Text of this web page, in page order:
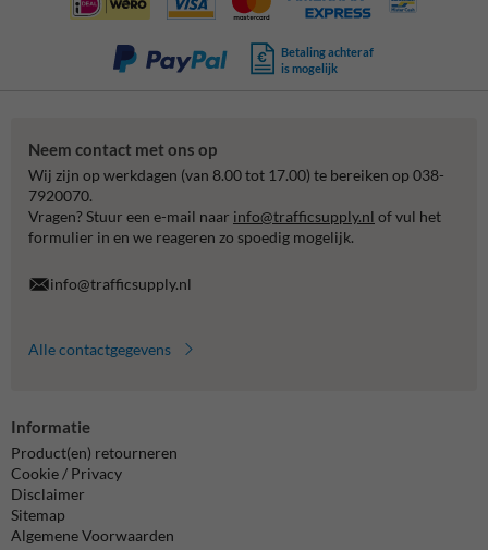
Betaling achteraf
is mogelijk
Neem contact met ons op
Wij zijn op werkdagen (van 8.00 tot 17.00) te bereiken op 038-
7920070.
Vragen? Stuur een e-mail naar info@trafficsupply.nl of vul het
formulier in en we reageren zo spoedig mogelijk.
info@trafficsupply.nl
Alle contactgegevens
Informatie
Product(en) retourneren
Cookie / Privacy
Disclaimer
Sitemap
Algemene Voorwaarden